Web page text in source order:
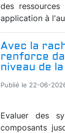
des
application à
Avec la
renforce
niveau de
Publié le 22-06-
Evaluer des
composants